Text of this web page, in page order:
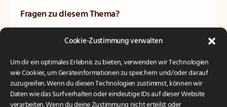
Cookie-Zustimmung verwalten
Um dir ein optimales Erlebnis zu bieten, verwenden wir Technologien
wie Cookies, um Geräteinformationen zu speichern und/oder darauf
zuzugreifen. Wenn du diesen Technologien zustimmst, können wir
Daten wie das Surfverhalten oder eindeutige IDs auf dieser Website
Fragen zu diesem Thema?
Unsere Experten beraten Sie gerne persönlich und
unverbindlich.
Kontakt